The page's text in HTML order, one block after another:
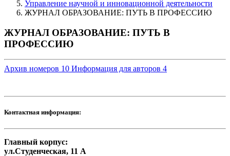
Управление научной и инновационной деятельности
ЖУРНАЛ ОБРАЗОВАНИЕ: ПУТЬ В ПРОФЕССИЮ
ЖУРНАЛ ОБРАЗОВАНИЕ: ПУТЬ В
ПРОФЕССИЮ
Архив номеров 10 Информация для авторов 4
Контактная информация:
Главный корпус:
ул.Студенческая, 11 А